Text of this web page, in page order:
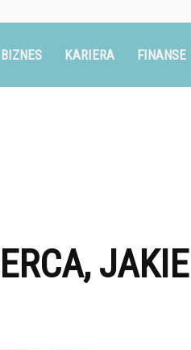
BIZNES KARIERA FINANSE